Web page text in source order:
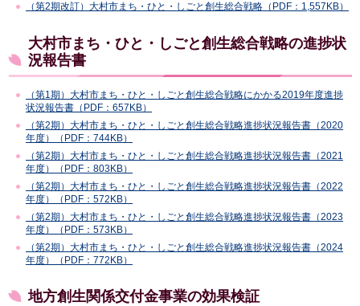
（第2期改訂）大村市まち・ひと・しごと創生総合戦略（PDF：1,557KB）
大村市まち・ひと・しごと創生総合戦略の進捗状
況報告書
（第1期）大村市まち・ひと・しごと創生総合戦略にかかる2019年度進捗
状況報告書（PDF：657KB）
（第2期）大村市まち・ひと・しごと創生総合戦略進捗状況報告書（2020
年度）（PDF：744KB）
（第2期）大村市まち・ひと・しごと創生総合戦略進捗状況報告書（2021
年度）（PDF：803KB）
（第2期）大村市まち・ひと・しごと創生総合戦略進捗状況報告書（2022
年度）（PDF：572KB）
（第2期）大村市まち・ひと・しごと創生総合戦略進捗状況報告書（2023
年度）（PDF：573KB）
（第2期）大村市まち・ひと・しごと創生総合戦略進捗状況報告書（2024
年度）（PDF：772KB）
地方創生関係交付金事業の効果検証